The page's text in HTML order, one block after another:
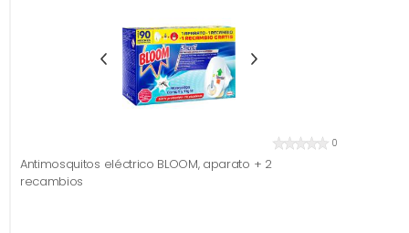
0
Antimosquitos eléctrico BLOOM, aparato + 2
recambios